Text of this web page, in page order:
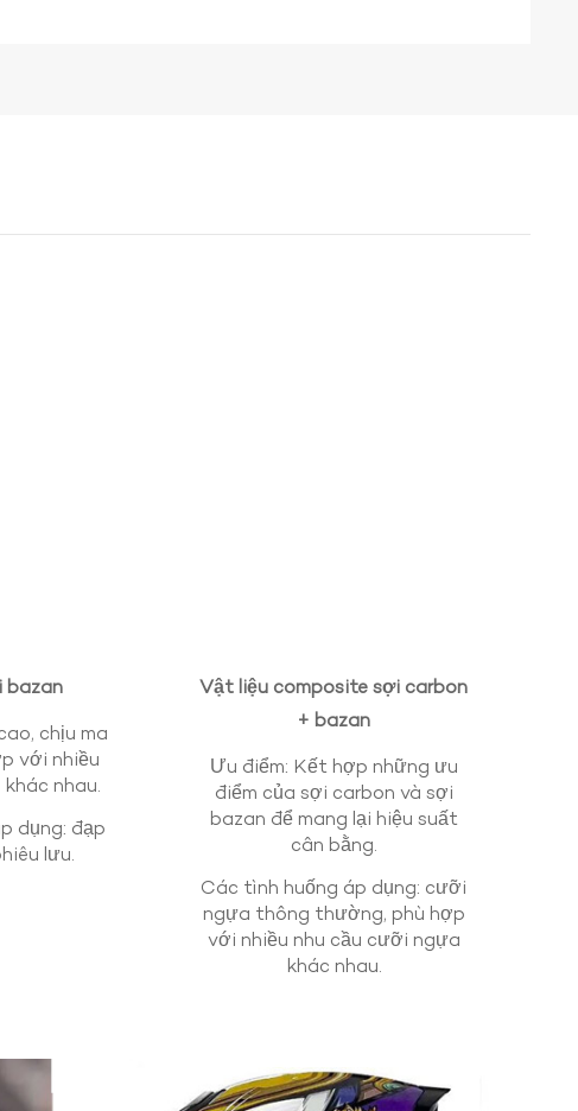
bazan
chịu ma
với nhiều
nhau.
dụng: đạp
lưu.
Vật liệu composite sợi carbon
+ bazan
Ưu điểm: Kết hợp những ưu
điểm của sợi carbon và sợi
bazan để mang lại hiệu suất
cân bằng.
Các tình huống áp dụng: cưỡi
ngựa thông thường, phù hợp
với nhiều nhu cầu cưỡi ngựa
khác nhau.